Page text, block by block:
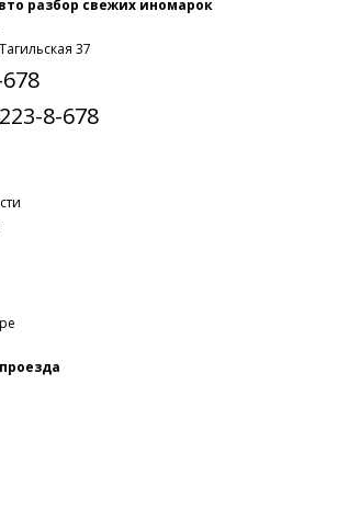
разбор свежих иномарок
37
8-678